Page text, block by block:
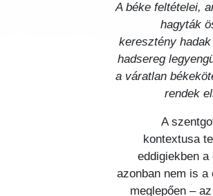
„A béke feltételei,
hagyták
keresztény
hadsereg
a váratlan
rendek
A
kontextusa
eddigiekben
azonban nem is a
meglepően –